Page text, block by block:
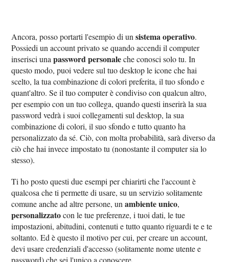
Ancora, posso portarti l'esempio di unsistema operativo.
Possiedi un account privato se quando accendi il computer
inserisci unapassword personaleche conosci solo tu. In
questo modo, puoi vedere sul tuo desktop le icone che hai
scelto, la tua combinazione di colori preferita, il tuo sfondo e
quant'altro. Se il tuo computer è condiviso con qualcun altro,
per esempio con un tuo collega, quando questi inserirà la sua
password vedrà i suoi collegamenti sul desktop, la sua
combinazione di colori, il suo sfondo e tutto quanto ha
personalizzato da sé. Ciò, con molta probabilità, sarà diverso da
ciò che hai invece impostato tu (nonostante il computer sia lo
stesso).
Ti ho posto questi due esempi per chiarirti che l'account è
qualcosa che ti permette di usare, su un servizio solitamente
comune anche ad altre persone, unambiente unico,
personalizzatocon le tue preferenze, i tuoi dati, le tue
impostazioni, abitudini, contenuti e tutto quanto riguardi te e te
soltanto. Ed è questo il motivo per cui, per creare un account,
devi usare credenziali d'accesso (solitamente nome utente e
password) che sei l'unico a conoscere.